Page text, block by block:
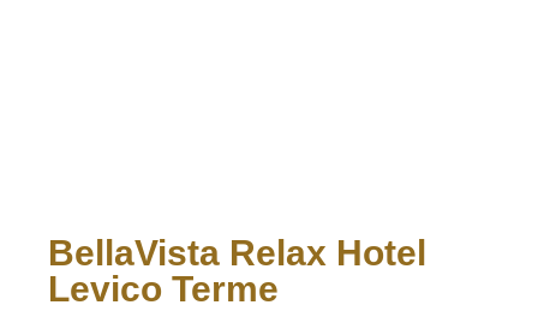
BellaVista Relax Hotel
Levico Terme